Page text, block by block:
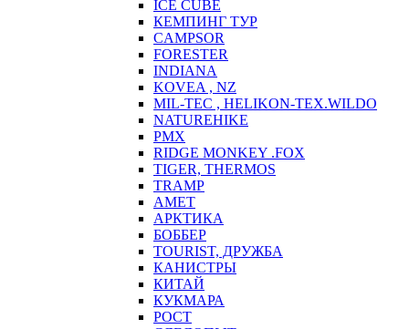
ICE CUBE
КЕМПИНГ ТУР
CAMPSOR
FORESTER
INDIANA
KOVEA , NZ
MIL-TEC , HELIKON-TEX.WILDO
NATUREHIKE
PMX
RIDGE MONKEY .FOX
TIGER, THERMOS
TRAMP
АМЕТ
АРКТИКА
БОББЕР
TOURIST, ДРУЖБА
КАНИСТРЫ
КИТАЙ
КУКМАРА
РОСТ